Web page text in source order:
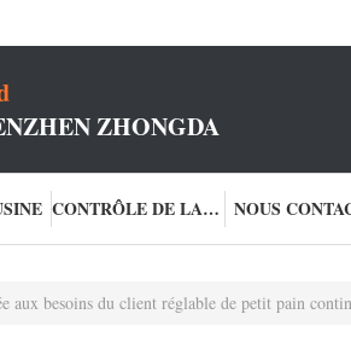
ZHONGDA
CONTRÔLE DE LA QUALITÉ NOUS
aux besoins du client réglable de petit pain